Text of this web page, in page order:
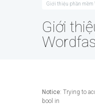
Giới thiệu phần mềm
Giới
Notice: Trying to
bool in